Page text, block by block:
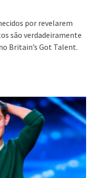
por revelarem
são verdadeiramente
Britain’s Got Talent.